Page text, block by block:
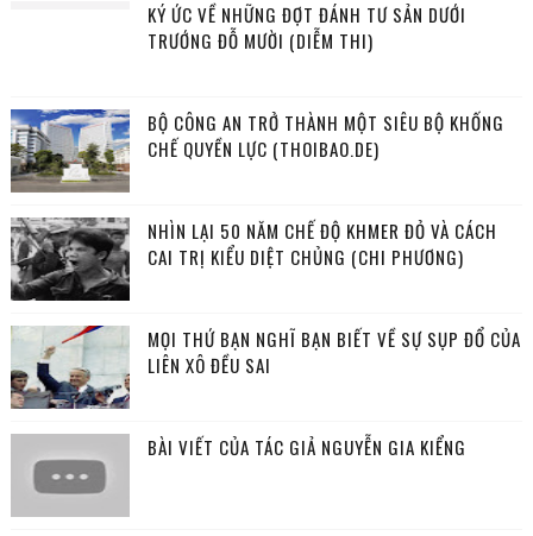
KÝ ỨC VỀ NHỮNG ĐỢT ĐÁNH TƯ SẢN DƯỚI
TRƯỚNG ĐỖ MƯỜI (DIỄM THI)
BỘ CÔNG AN TRỞ THÀNH MỘT SIÊU BỘ KHỐNG
CHẾ QUYỀN LỰC (THOIBAO.DE)
NHÌN LẠI 50 NĂM CHẾ ĐỘ KHMER ĐỎ VÀ CÁCH
CAI TRỊ KIỂU DIỆT CHỦNG (CHI PHƯƠNG)
MỌI THỨ BẠN NGHĨ BẠN BIẾT VỀ SỰ SỤP ĐỔ CỦA
LIÊN XÔ ĐỀU SAI
BÀI VIẾT CỦA TÁC GIẢ NGUYỄN GIA KIỂNG